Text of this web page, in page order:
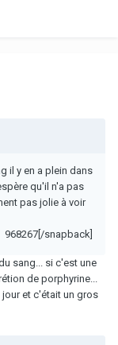
il y en a plein dans
qu'il n'a pas
pas jolie à voir
968267[/snapback]
sang... si c'est une
de porphyrine...
jour et c'était un gros